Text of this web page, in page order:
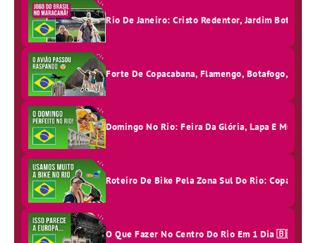
Rio De Janeiro: Cristo Redentor, Jardim
Forte De Copacabana, Flamengo, Botafogo,
Domingo No Rio: Feira Da Glória, Lapa E
Roteiro De Bike Pela Zona Sul Do Rio:
O Que Fazer No Centro Do Rio Em 1 Dia 🇧🇷✨